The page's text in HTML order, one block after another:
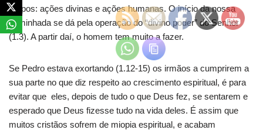
grupos: ações divinas e ações humanas. O início da nossa
caminhada se dá pela operação do “divino poder” do Senhor
(1.3). A partir daí, o homem tem muito a fazer.
Se Pedro estava exortando (1.12-15) os irmãos a cumprirem a
sua parte no que diz respeito ao crescimento espiritual, é para
evitar que eles, depois de tudo o que Deus fez, se sentarem e
esperado que Deus fizesse tudo na vida deles. É assim que
muitos cristãos sofrem de miopia espiritual, e acabam